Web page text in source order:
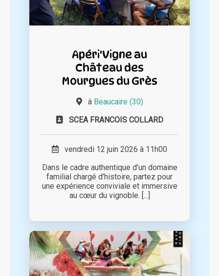
Apéri'Vigne au
Château des
Mourgues du Grès
à Beaucaire (30)
SCEA FRANCOIS COLLARD
vendredi 12 juin 2026 à 11h00
Dans le cadre authentique d’un domaine
familial chargé d’histoire, partez pour
une expérience conviviale et immersive
au cœur du vignoble. [...]